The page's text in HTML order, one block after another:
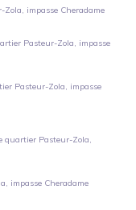
Zola, impasse Cheradame
Pasteur-Zola, impasse
Pasteur-Zola, impasse
quartier Pasteur-Zola,
, impasse Cheradame